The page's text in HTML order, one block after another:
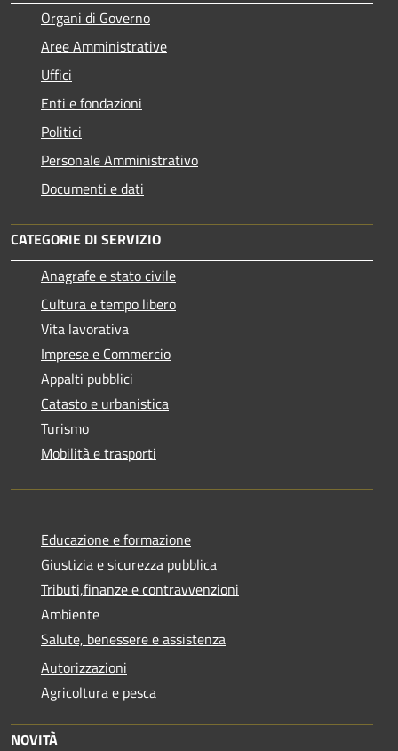
Organi di Governo
Aree Amministrative
Uffici
Enti e fondazioni
Politici
Personale Amministrativo
Documenti e dati
CATEGORIE DI SERVIZIO
Anagrafe e stato civile
Cultura e tempo libero
Vita lavorativa
Imprese e Commercio
Appalti pubblici
Catasto e urbanistica
Turismo
Mobilità e trasporti
Educazione e formazione
Giustizia e sicurezza pubblica
Tributi,finanze e contravvenzioni
Ambiente
Salute, benessere e assistenza
Autorizzazioni
Agricoltura e pesca
NOVITÀ